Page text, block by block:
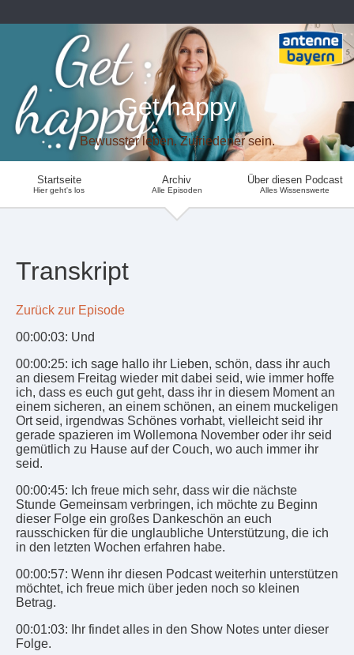
Get happy
Bewusster leben. Zufriedener sein.
Startseite
Hier geht's los
Archiv
Alle Episoden
Über diesen Podcast
Alles Wissenswerte
Transkript
Zurück zur Episode
00:00:03: Und
00:00:25: ich sage hallo ihr Lieben, schön, dass ihr auch
an diesem Freitag wieder mit dabei seid, wie immer hoffe
ich, dass es euch gut geht, dass ihr in diesem Moment an
einem sicheren, an einem schönen, an einem muckeligen
Ort seid, irgendwas Schönes vorhabt, vielleicht seid ihr
gerade spazieren im Wollemona November oder ihr seid
gemütlich zu Hause auf der Couch, wo auch immer ihr
seid.
00:00:45: Ich freue mich sehr, dass wir die nächste
Stunde Gemeinsam verbringen, ich möchte zu Beginn
dieser Folge ein großes Dankeschön an euch
rausschicken für die unglaubliche Unterstützung, die ich
in den letzten Wochen erfahren habe.
00:00:57: Wenn ihr diesen Podcast weiterhin unterstützen
möchtet, ich freue mich über jeden noch so kleinen
Betrag.
00:01:03: Ihr findet alles in den Show Notes unter dieser
Folge.